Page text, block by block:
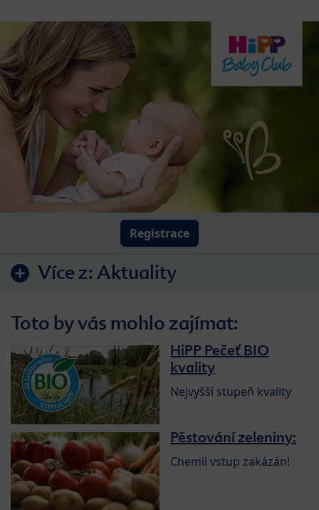
Registrace
Více z: Aktuality
Toto by vás mohlo zajímat:
HiPP Pečeť BIO
kvality
Nejvyšší stupeň kvality
Pěstování zeleniny:
Chemii vstup zakázán!